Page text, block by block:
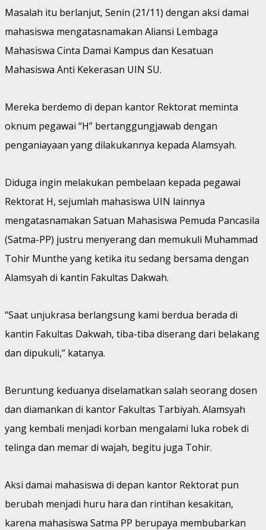
Masalah itu berlanjut, Senin (21/11) dengan aksi damai
mahasiswa mengatasnamakan Aliansi Lembaga
Mahasiswa Cinta Damai Kampus dan Kesatuan
Mahasiswa Anti Kekerasan UIN SU.
Mereka berdemo di depan kantor Rektorat meminta
oknum pegawai “H” bertanggungjawab dengan
penganiayaan yang dilakukannya kepada Alamsyah.
Diduga ingin melakukan pembelaan kepada pegawai
Rektorat H, sejumlah mahasiswa UIN lainnya
mengatasnamakan Satuan Mahasiswa Pemuda Pancasila
(Satma-PP) justru menyerang dan memukuli Muhammad
Tohir Munthe yang ketika itu sedang bersama dengan
Alamsyah di kantin Fakultas Dakwah.
“Saat unjukrasa berlangsung kami berdua berada di
kantin Fakultas Dakwah, tiba-tiba diserang dari belakang
dan dipukuli,” katanya.
Beruntung keduanya diselamatkan salah seorang dosen
dan diamankan di kantor Fakultas Tarbiyah. Alamsyah
yang kembali menjadi korban mengalami luka robek di
telinga dan memar di wajah, begitu juga Tohir.
Aksi damai mahasiswa di depan kantor Rektorat pun
berubah menjadi huru hara dan rintihan kesakitan,
karena mahasiswa Satma PP berupaya membubarkan